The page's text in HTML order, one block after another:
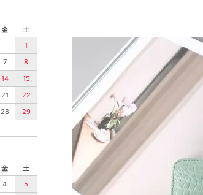
金
土
1
7
8
14
15
21
22
28
29
金
土
4
5